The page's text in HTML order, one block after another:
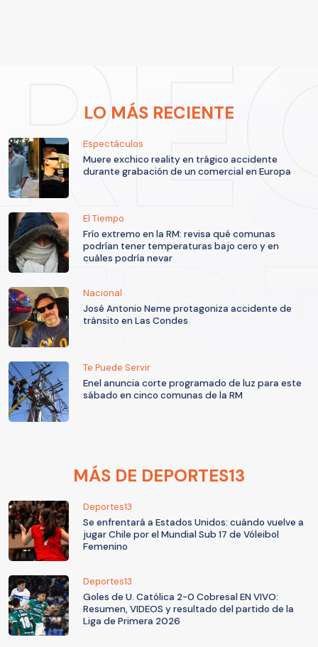
LO MÁS RECIENTE
Espectáculos
Muere exchico reality en trágico accidente
durante grabación de un comercial en Europa
El Tiempo
Frío extremo en la RM: revisa qué comunas
podrían tener temperaturas bajo cero y en
cuáles podría nevar
Nacional
José Antonio Neme protagoniza accidente de
tránsito en Las Condes
Te Puede Servir
Enel anuncia corte programado de luz para este
sábado en cinco comunas de la RM
MÁS DE DEPORTES13
Deportes13
Se enfrentará a Estados Unidos: cuándo vuelve a
jugar Chile por el Mundial Sub 17 de Vóleibol
Femenino
Deportes13
Goles de U. Católica 2-0 Cobresal EN VIVO:
Resumen, VIDEOS y resultado del partido de la
Liga de Primera 2026